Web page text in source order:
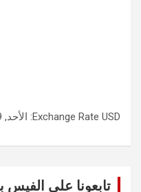
Exchange Rate USD : الأحد, 9 أغسطس.
تابعونا على الفيس